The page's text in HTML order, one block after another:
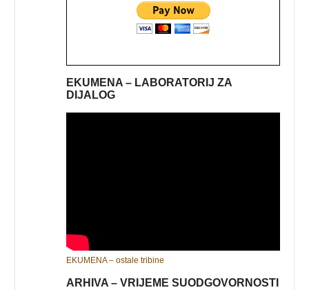
EKUMENA – LABORATORIJ ZA
DIJALOG
EKUMENA – ostale tribine
ARHIVA – VRIJEME SUODGOVORNOSTI